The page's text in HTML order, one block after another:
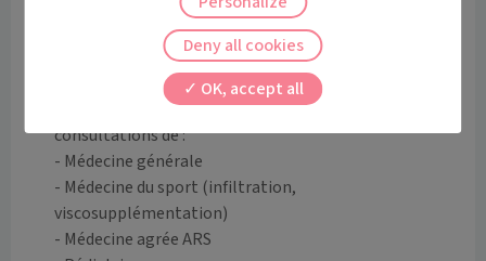
Le Dr BAH Thierno vous reçoit dans son cabinet
médical situé au coeur de Brens. Il accueille
nourrissons, enfants et adultes pour des
consultations de :
- Médecine générale
- Médecine du sport (infiltration,
viscosupplémentation)
- Médecine agrée ARS
OK, accept all
Deny all cookies